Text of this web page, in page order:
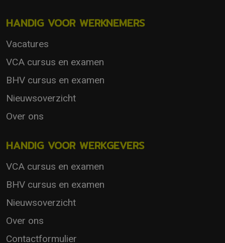
HANDIG VOOR WERKNEMERS
Vacatures
VCA cursus en examen
BHV cursus en examen
Nieuwsoverzicht
Over ons
HANDIG VOOR WERKGEVERS
VCA cursus en examen
BHV cursus en examen
Nieuwsoverzicht
Over ons
Contactformulier